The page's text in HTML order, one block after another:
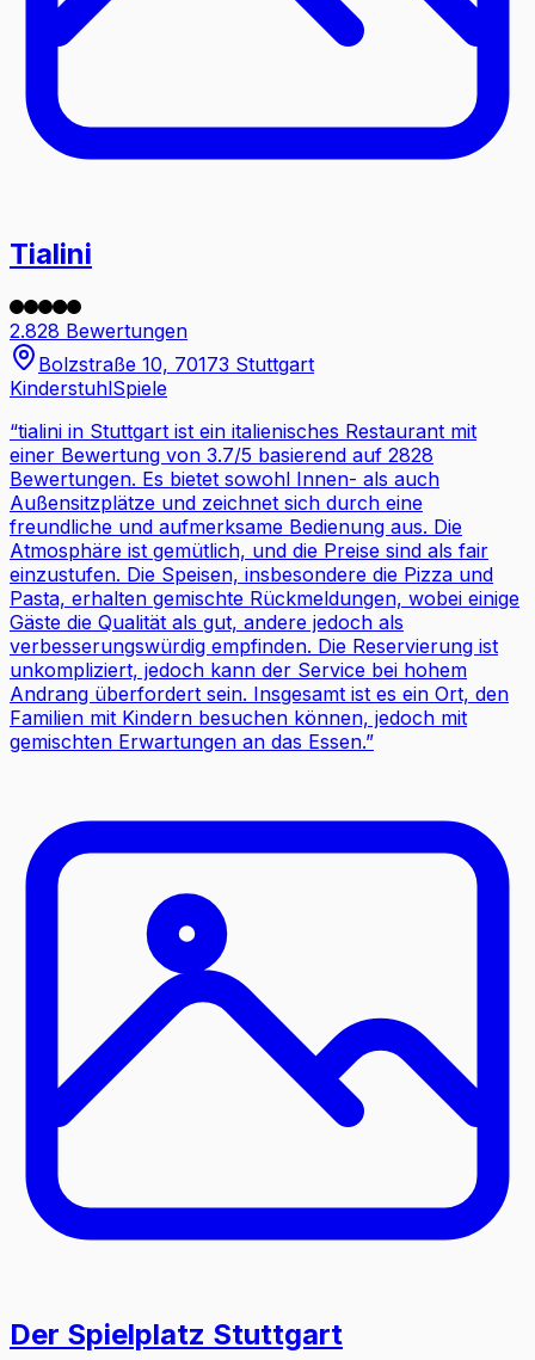
Tialini
2.828 Bewertungen
Bolzstraße 10, 70173 Stuttgart
KinderstuhlSpiele
“tialini in Stuttgart ist ein italienisches Restaurant mit
einer Bewertung von 3.7/5 basierend auf 2828
Bewertungen. Es bietet sowohl Innen- als auch
Außensitzplätze und zeichnet sich durch eine
freundliche und aufmerksame Bedienung aus. Die
Atmosphäre ist gemütlich, und die Preise sind als fair
einzustufen. Die Speisen, insbesondere die Pizza und
Pasta, erhalten gemischte Rückmeldungen, wobei einige
Gäste die Qualität als gut, andere jedoch als
verbesserungswürdig empfinden. Die Reservierung ist
unkompliziert, jedoch kann der Service bei hohem
Andrang überfordert sein. Insgesamt ist es ein Ort, den
Familien mit Kindern besuchen können, jedoch mit
gemischten Erwartungen an das Essen.”
Der Spielplatz Stuttgart